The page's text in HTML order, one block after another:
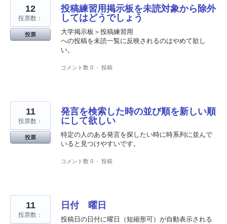
投稿練習用掲示板を未読対象から除外
してはどうでしょう
大学掲示板＞投稿練習用
への投稿を未読一覧に反映されるのはやめて欲し
い。
12
投票数：
投票
コメント数 0 · 投稿
発言を検索した時の並び順を新しい順
にして欲しい
特定の人のある発言を探したい時に時系列に並んで
いると見つけやすいです。
11
投票数：
投票
コメント数 0 · 投稿
日付 曜日
投稿日の日付に曜日（短縮形可）が自動表示される
11
投票数：